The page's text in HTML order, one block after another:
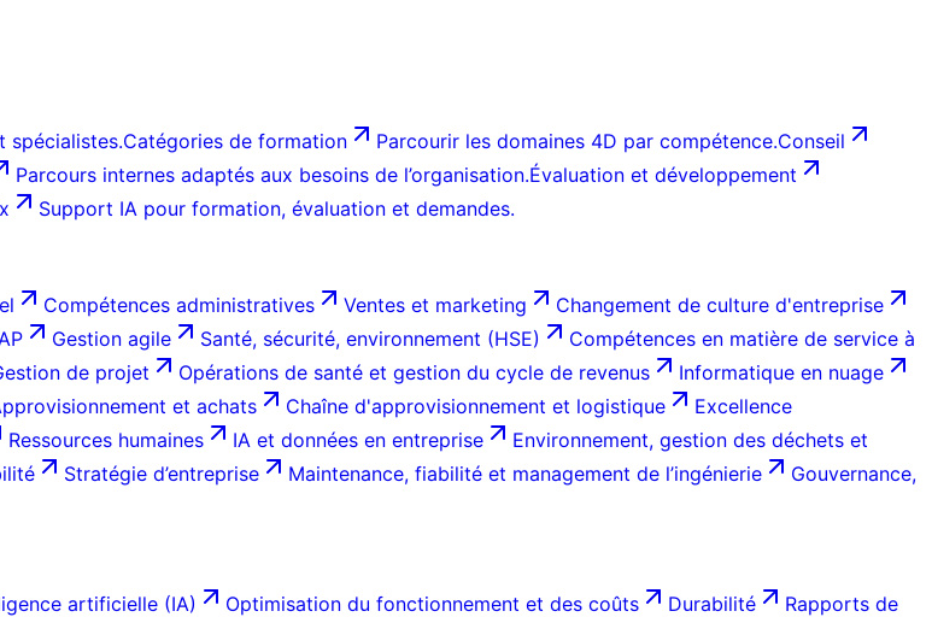
spécialistes.Catégories de formation Parcourir les domaines 4D par compétence.Conseil
Parcours internes adaptés aux besoins de l’organisation.Évaluation et développement
Support IA pour formation, évaluation et demandes.
Compétences administratives Ventes et marketing
Changement de culture d'entreprise
Gestion agile Santé, sécurité, environnement (HSE)
Compétences en matière de service à
de projet Opérations de santé et gestion du cycle de revenus
Informatique en nuage
et achats Chaîne d'approvisionnement et logistique
Excellence
Ressources humaines IA et données en entreprise
Environnement, gestion des déchets et
Stratégie d’entreprise Maintenance, fiabilité et management de l’ingénierie
Gouvernance,
artificielle (IA) Optimisation du fonctionnement et des coûts Durabilité
Rapports de